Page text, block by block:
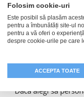
Huse
Huawei
Dacă alegi să
Folosim cookie-uri
Este posibil să plasăm
pentru a îmbunătăți site-ul
pentru a vă oferi o
despre cookie-urile pe care
ACCEPTA TOATE